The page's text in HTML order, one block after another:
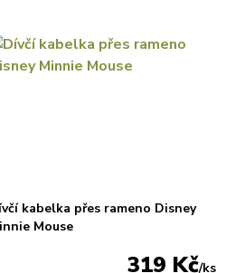
kabelka přes rameno Disney
Mouse
319 Kč/ks